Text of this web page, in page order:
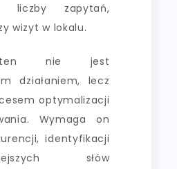
liczby zapytań,
wizyt w lokalu.
ten nie jest
działaniem, lecz
optymalizacji
Wymaga on
identyfikacji
słów